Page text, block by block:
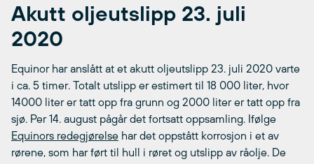
Akutt oljeutslipp 23. juli
2020
Equinor har anslått at et akutt oljeutslipp 23. juli 2020 varte
i ca. 5 timer. Totalt utslipp er estimert til 18 000 liter, hvor
14000 liter er tatt opp fra grunn og 2000 liter er tatt opp fra
sjø. Per 14. august pågår det fortsatt oppsamling. Ifølge
Equinors redegjørelse har det oppstått korrosjon i et av
rørene, som har ført til hull i røret og utslipp av råolje. De